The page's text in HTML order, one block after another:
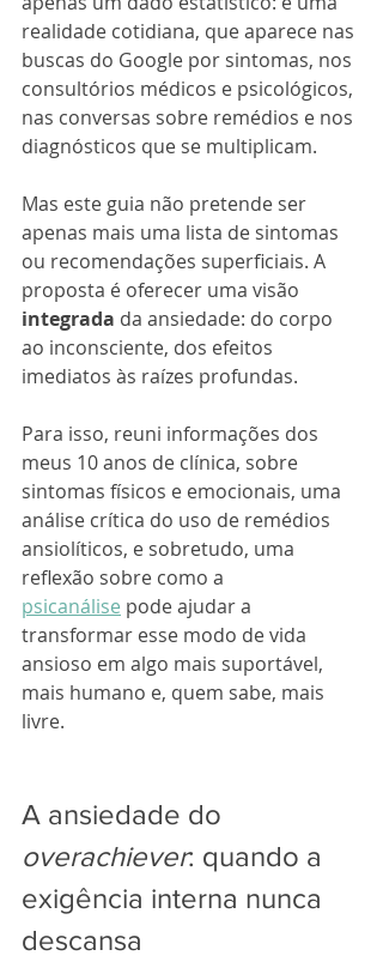
realidade cotidiana, que aparece nas
buscas do Google por sintomas, nos
consultórios médicos e psicológicos,
nas conversas sobre remédios e nos
diagnósticos que se multiplicam.
Mas este guia não pretende ser
apenas mais uma lista de sintomas
ou recomendações superficiais. A
proposta é oferecer uma visão
integrada da ansiedade: do corpo
ao inconsciente, dos efeitos
imediatos às raízes profundas.
Para isso, reuni informações dos
meus 10 anos de clínica, sobre
sintomas físicos e emocionais, uma
análise crítica do uso de remédios
ansiolíticos, e sobretudo, uma
reflexão sobre como a
psicanálise pode ajudar a
transformar esse modo de vida
ansioso em algo mais suportável,
mais humano e, quem sabe, mais
livre.
A ansiedade do
overachiever: quando a
exigência interna nunca
descansa